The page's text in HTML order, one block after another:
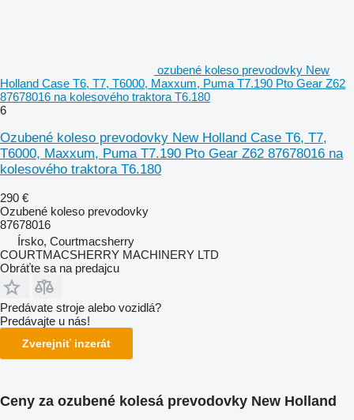
ozubené koleso prevodovky New
Holland Case T6, T7, T6000, Maxxum, Puma T7.190 Pto Gear Z62
87678016 na kolesového traktora T6.180
6
Ozubené koleso prevodovky New Holland Case T6, T7,
T6000, Maxxum, Puma T7.190 Pto Gear Z62 87678016 na
kolesového traktora T6.180
290 €
Ozubené koleso prevodovky
87678016
Írsko, Courtmacsherry
COURTMACSHERRY MACHINERY LTD
Obráťte sa na predajcu
Predávate stroje alebo vozidlá?
Predávajte u nás!
Zverejniť inzerát
Ceny za ozubené kolesá prevodovky New Holland